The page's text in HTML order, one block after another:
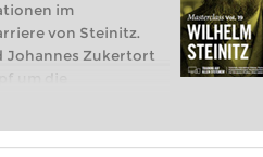
im
von Steinitz.
Johannes Zukertort
um die
gewann und wird